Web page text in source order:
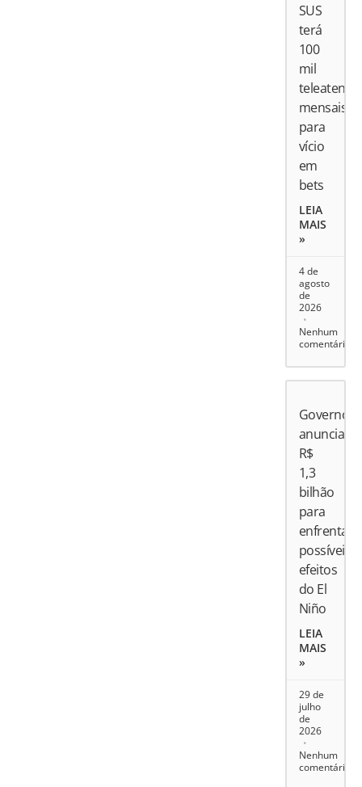
SUS
terá
100
mil
mensais
para
vício
em
bets
LEIA
MAIS
»
4 de
agosto
de
2026
Nenhum
comentário
Governo
anuncia
R$
1,3
bilhão
para
enfrentar
possíveis
efeitos
do El
Niño
LEIA
MAIS
»
29 de
julho
de
2026
Nenhum
comentário